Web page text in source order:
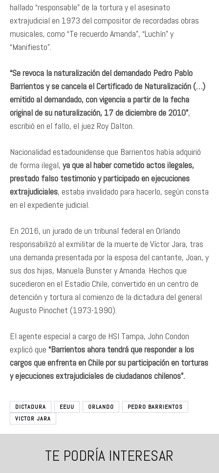
hallado “responsable” de la tortura y el asesinato
extrajudicial en 1973 del compositor de recordadas obras
musicales, como “Te recuerdo Amanda”, “Luchín” y
“Manifiesto”.
“Se revoca la naturalización del demandado Pedro Pablo
Barrientos y se cancela el Certificado de Naturalización (…)
emitido al demandado, con vigencia a partir de la fecha
original de su naturalización, 17 de diciembre de 2010”,
escribió en el fallo, el juez Roy Dalton.
Nacionalidad estadounidense que Barrientos había adquirió
de forma ilegal, ya que al haber cometido actos ilegales,
prestado falso testimonio y participado en ejecuciones
extrajudiciales, estaba invalidado para hacerlo, según consta
en el expediente judicial.
En 2016, un jurado de un tribunal federal en Orlando
responsabilizó al exmilitar de la muerte de Víctor Jara, tras
una demanda presentada por la esposa del cantante, Joan, y
sus dos hijas, Manuela Bunster y Amanda. Hechos que
sucedieron en el Estadio Chile, convertido en un centro de
detención y tortura al comienzo de la dictadura del general
Augusto Pinochet (1973-1990).
El agente especial a cargo de HSI Tampa, John Condon
explicó que “Barrientos ahora tendrá que responder a los
cargos que enfrenta en Chile por su participación en torturas
y ejecuciones extrajudiciales de ciudadanos chilenos”.
DICTADURA EEUU ORLANDO
PEDRO BARRIENTOS
VICTOR JARA
TE PODRÍA INTERESAR